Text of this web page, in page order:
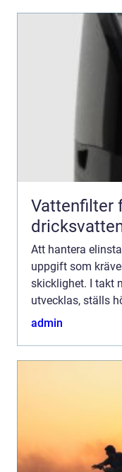
Vattenfilter
Att hantera
uppgift som
skicklighet. I takt
utvecklas, ställs
och säkerhet.
admin